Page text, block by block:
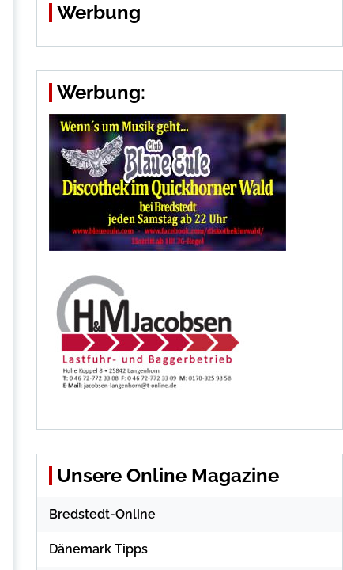
Werbung
Werbung:
Unsere Online Magazine
Bredstedt-Online
Dänemark Tipps